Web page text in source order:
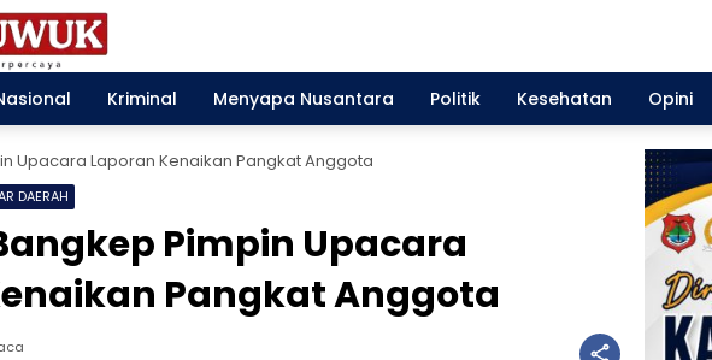
Kriminal Menyapa Nusantara Politik Kesehatan Opini
Upacara Laporan Kenaikan Pangkat Anggota
DAERAH
Pimpin Upacara
Pangkat Anggota